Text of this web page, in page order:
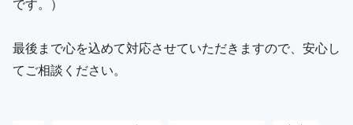
最後まで心を込めて対応させていただきますので、安心し
てご相談ください。